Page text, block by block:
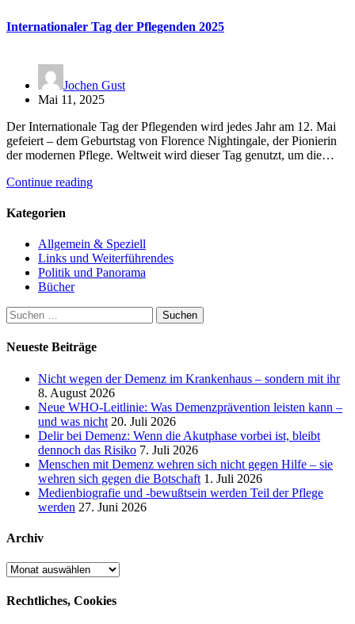
Internationaler Tag der Pflegenden 2025
Jochen Gust
Mai 11, 2025
Der Internationale Tag der Pflegenden wird jedes Jahr am 12. Mai
gefeiert – dem Geburtstag von Florence Nightingale, der Pionierin
der modernen Pflege. Weltweit wird dieser Tag genutzt, um die…
Continue reading
Kategorien
Allgemein & Speziell
Links und Weiterführendes
Politik und Panorama
Bücher
Suchen
nach:
Neueste Beiträge
Nicht wegen der Demenz im Krankenhaus – sondern mit ihr
8. August 2026
Neue WHO-Leitlinie: Was Demenzprävention leisten kann –
und was nicht 20. Juli 2026
Delir bei Demenz: Wenn die Akutphase vorbei ist, bleibt
dennoch das Risiko 7. Juli 2026
Menschen mit Demenz wehren sich nicht gegen Hilfe – sie
wehren sich gegen die Botschaft 1. Juli 2026
Medienbiografie und -bewußtsein werden Teil der Pflege
werden 27. Juni 2026
Archiv
Archiv
Rechtliches, Cookies